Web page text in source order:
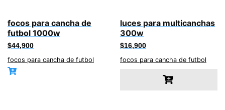
focos para cancha de
futbol 1000w
$44,900
focos para cancha de futbol
luces para multicanchas
300w
$16,900
focos para cancha de futbol